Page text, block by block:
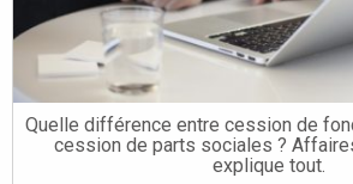
Quelle différence entre cession de
cession de parts sociales ?
explique tout.